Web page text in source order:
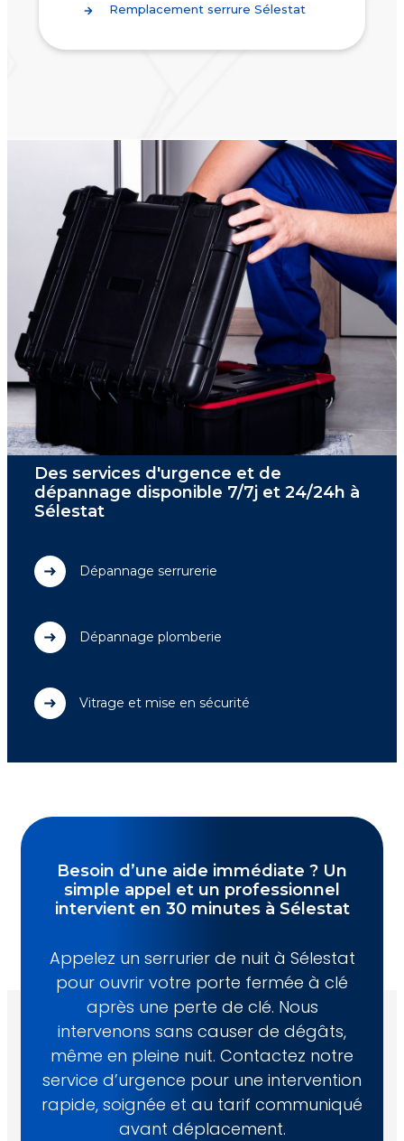
Remplacement serrure Sélestat
Des services d'urgence et de
dépannage disponible 7/7j et 24/24h à
Sélestat
Dépannage serrurerie
Dépannage plomberie
Vitrage et mise en sécurité
Besoin d’une aide immédiate ? Un
simple appel et un professionnel
intervient en 30 minutes à Sélestat
Appelez un serrurier de nuit à Sélestat
pour ouvrir votre porte fermée à clé
après une perte de clé. Nous
intervenons sans causer de dégâts,
même en pleine nuit. Contactez notre
service d’urgence pour une intervention
rapide, soignée et au tarif communiqué
avant déplacement.